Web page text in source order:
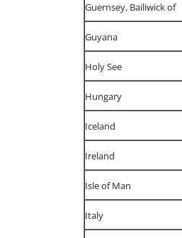
Guernsey, Bailiwick of
Guyana
Holy See
Hungary
Iceland
Ireland
Isle of Man
Italy